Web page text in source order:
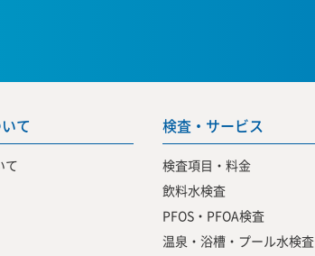
て
て
検査・サービス
検査項目・料金
飲料水検査
PFOS・PFOA検査
温泉・浴槽・プール水検査